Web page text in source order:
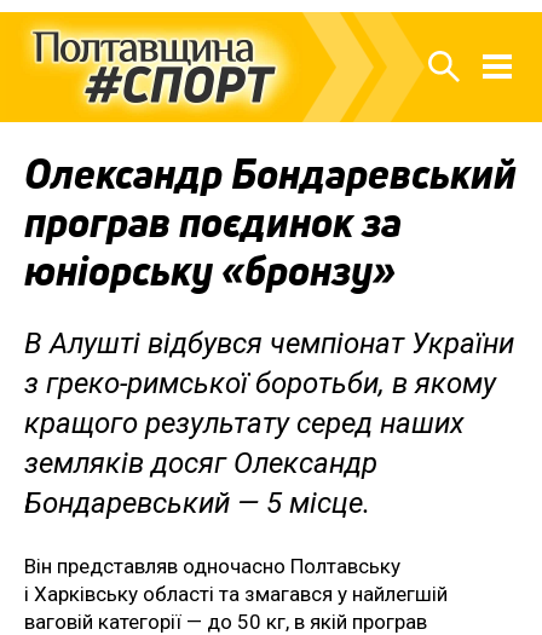
Олександр Бондаревський
програв поєдинок за
юніорську «бронзу»
В Алушті відбувся чемпіонат України
з греко-римської боротьби, в якому
кращого результату серед наших
земляків досяг Олександр
Бондаревський — 5 місце.
Він представляв одночасно Полтавську
і Харківську області та змагався у найлегшій
ваговій категорії — до 50 кг, в якій програв